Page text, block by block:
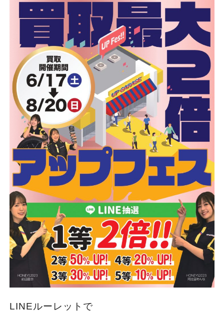
LINEルーレットで